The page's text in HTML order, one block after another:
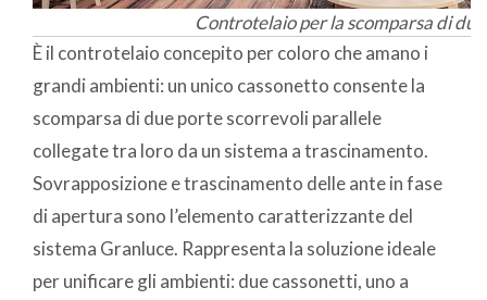
Controtelaio per la scomparsa di
È il controtelaio concepito per coloro che amano i
grandi ambienti: un unico cassonetto consente la
scomparsa di due porte scorrevoli parallele
collegate tra loro da un sistema a trascinamento.
Sovrapposizione e trascinamento delle ante in fase
di apertura sono l’elemento caratterizzante del
sistema Granluce. Rappresenta la soluzione ideale
per unificare gli ambienti: due cassonetti, uno a